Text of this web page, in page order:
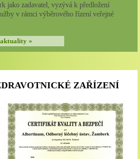
jako zadavatel, vyzývá k předložení
v rámci výběrového řízení veřejné
aktuality »
ZAŘÍZENÍ